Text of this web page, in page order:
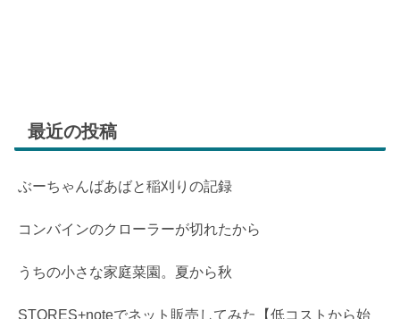
最近の投稿
ぶーちゃんばあばと稲刈りの記録
コンバインのクローラーが切れたから
うちの小さな家庭菜園。夏から秋
STORES+noteでネット販売してみた【低コストから始